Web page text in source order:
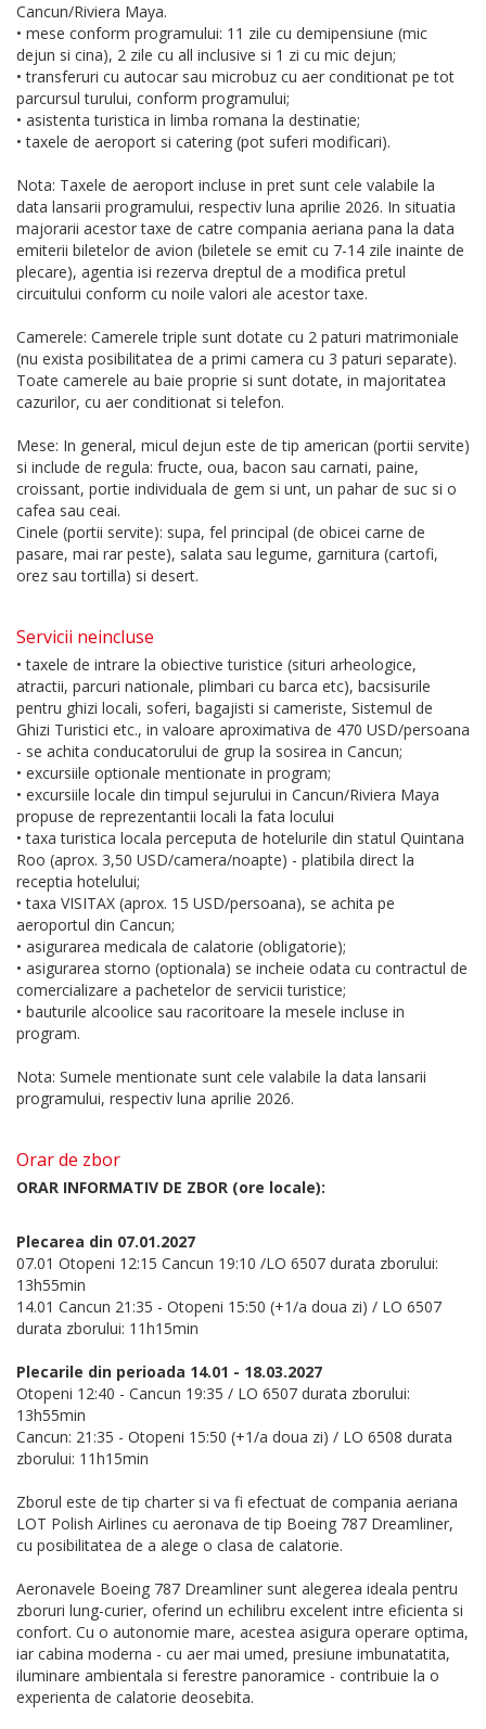
Cancun/Riviera Maya.
• mese conform programului: 11 zile cu demipensiune (mic
dejun si cina), 2 zile cu all inclusive si 1 zi cu mic dejun;
• transferuri cu autocar sau microbuz cu aer conditionat pe tot
parcursul turului, conform programului;
• asistenta turistica in limba romana la destinatie;
• taxele de aeroport si catering (pot suferi modificari).
Nota: Taxele de aeroport incluse in pret sunt cele valabile la
data lansarii programului, respectiv luna aprilie 2026. In situatia
majorarii acestor taxe de catre compania aeriana pana la data
emiterii biletelor de avion (biletele se emit cu 7-14 zile inainte de
plecare), agentia isi rezerva dreptul de a modifica pretul
circuitului conform cu noile valori ale acestor taxe.
Camerele: Camerele triple sunt dotate cu 2 paturi matrimoniale
(nu exista posibilitatea de a primi camera cu 3 paturi separate).
Toate camerele au baie proprie si sunt dotate, in majoritatea
cazurilor, cu aer conditionat si telefon.
Mese: In general, micul dejun este de tip american (portii servite)
si include de regula: fructe, oua, bacon sau carnati, paine,
croissant, portie individuala de gem si unt, un pahar de suc si o
cafea sau ceai.
Cinele (portii servite): supa, fel principal (de obicei carne de
pasare, mai rar peste), salata sau legume, garnitura (cartofi,
orez sau tortilla) si desert.
Servicii neincluse
• taxele de intrare la obiective turistice (situri arheologice,
atractii, parcuri nationale, plimbari cu barca etc), bacsisurile
pentru ghizi locali, soferi, bagajisti si cameriste, Sistemul de
Ghizi Turistici etc., in valoare aproximativa de 470 USD/persoana
- se achita conducatorului de grup la sosirea in Cancun;
• excursiile optionale mentionate in program;
• excursiile locale din timpul sejurului in Cancun/Riviera Maya
propuse de reprezentantii locali la fata locului
• taxa turistica locala perceputa de hotelurile din statul Quintana
Roo (aprox. 3,50 USD/camera/noapte) - platibila direct la
receptia hotelului;
• taxa VISITAX (aprox. 15 USD/persoana), se achita pe
aeroportul din Cancun;
• asigurarea medicala de calatorie (obligatorie);
• asigurarea storno (optionala) se incheie odata cu contractul de
comercializare a pachetelor de servicii turistice;
• bauturile alcoolice sau racoritoare la mesele incluse in
program.
Nota: Sumele mentionate sunt cele valabile la data lansarii
programului, respectiv luna aprilie 2026.
Orar de zbor
ORAR INFORMATIV DE ZBOR (ore locale):
Plecarea din 07.01.2027
07.01 Otopeni 12:15 Cancun 19:10 /LO 6507 durata zborului:
13h55min
14.01 Cancun 21:35 - Otopeni 15:50 (+1/a doua zi) / LO 6507
durata zborului: 11h15min
Plecarile din perioada 14.01 - 18.03.2027
Otopeni 12:40 - Cancun 19:35 / LO 6507 durata zborului:
13h55min
Cancun: 21:35 - Otopeni 15:50 (+1/a doua zi) / LO 6508 durata
zborului: 11h15min
Zborul este de tip charter si va fi efectuat de compania aeriana
LOT Polish Airlines cu aeronava de tip Boeing 787 Dreamliner,
cu posibilitatea de a alege o clasa de calatorie.
Aeronavele Boeing 787 Dreamliner sunt alegerea ideala pentru
zboruri lung-curier, oferind un echilibru excelent intre eficienta si
confort. Cu o autonomie mare, acestea asigura operare optima,
iar cabina moderna - cu aer mai umed, presiune imbunatatita,
iluminare ambientala si ferestre panoramice - contribuie la o
experienta de calatorie deosebita.